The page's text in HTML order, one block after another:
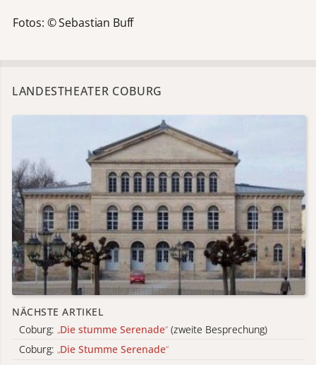
Fotos: © Sebastian Buff
LANDESTHEATER COBURG
NÄCHSTE ARTIKEL
Coburg: „Die stumme Serenade“ (zweite Besprechung)
Coburg: „Die Stumme Serenade“